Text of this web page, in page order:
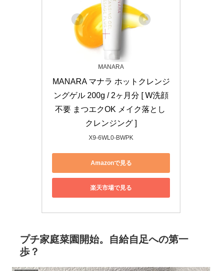
MANARA
MANARA マナラ ホットクレンジ
ングゲル 200g / 2ヶ月分 [ W洗顔
不要 まつエクOK メイク落とし
クレンジング ]
X9-6WL0-BWPK
Amazonで見る
楽天市場で見る
プチ家庭菜園開始。自給自足への第一
歩？